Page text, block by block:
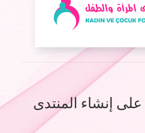
على إنشاء المنتدى